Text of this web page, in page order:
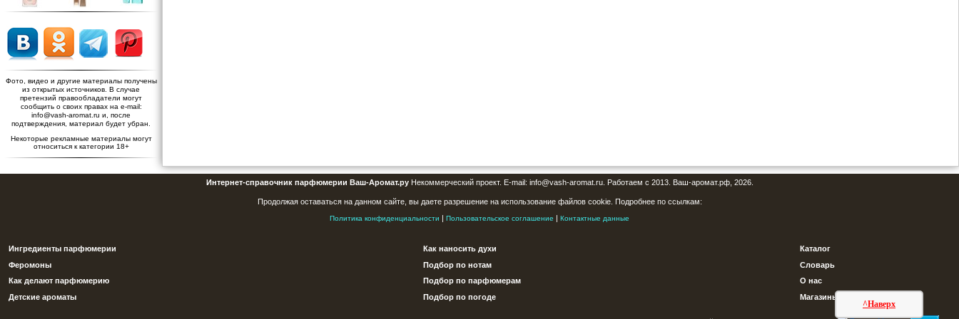
Фото, видео и другие материалы получены
из открытых источников. В случае
претензий правообладатели могут
сообщить о своих правах на e-mail:
info@vash-aromat.ru и, после
подтверждения, материал будет убран.
Некоторые рекламные материалы могут
относиться к категории 18+
^Наверх
Интернет-справочник парфюмерии Ваш-Аромат.руНекоммерческий проект. E-mail: info@vash-aromat.ru. Работаем с 2013. Ваш-аромат.рф, 2026.
Продолжая оставаться на данном сайте, вы даете разрешение на использование файлов cookie. Подробнее по ссылкам:
Политика конфиденциальности | Пользовательское соглашение | Контактные данные
Ингредиенты парфюмерии
Феромоны
Как делают парфюмерию
Детские ароматы
Как наносить духи
Подбор по нотам
Подбор по парфюмерам
Подбор по погоде
Каталог
Словарь
О нас
Магазины